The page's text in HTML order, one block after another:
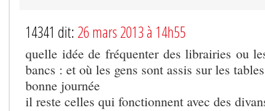
14341 dit: 26 mars 2013 à 14h55
quelle idée de fréquenter des librairies ou
bancs : et où les gens sont assis sur les
bonne journée
il reste celles qui fonctionnent avec des